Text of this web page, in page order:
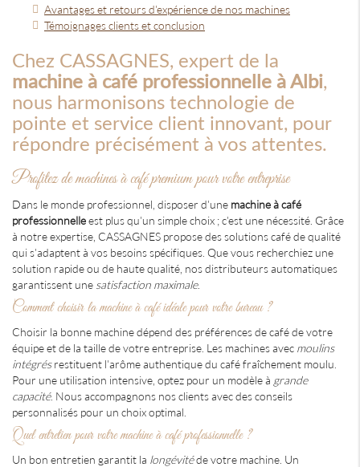
Avantages et retours d'expérience de nos machines
Témoignages clients et conclusion
Chez CASSAGNES, expert de la
machine à café professionnelle à Albi,
nous harmonisons technologie de
pointe et service client innovant, pour
répondre précisément à vos attentes.
Profitez de machines à café premium pour votre entreprise
Dans le monde professionnel, disposer d'une machine à café
professionnelleest plus qu'un simple choix ; c'est une nécessité. Grâce
à notre expertise, CASSAGNES propose des solutions café de qualité
qui s'adaptent à vos besoins spécifiques. Que vous recherchiez une
solution rapide ou de haute qualité, nos distributeurs automatiques
garantissent une satisfaction maximale.
Comment choisir la machine à café idéale pour votre bureau ?
Choisir la bonne machine dépend des préférences de café de votre
équipe et de la taille de votre entreprise. Les machines avec moulins
intégrésrestituent l'arôme authentique du café fraîchement moulu.
Pour une utilisation intensive, optez pour un modèle à grande
capacité. Nous accompagnons nos clients avec des conseils
personnalisés pour un choix optimal.
Quel entretien pour votre machine à café professionnelle ?
Un bon entretien garantit la longévitéde votre machine. Un